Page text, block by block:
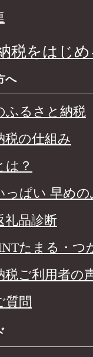
税をはじめ
へ
ふるさと納税
税の仕組み
は？
っぱい 早め
礼品診断
たまる・つ
税ご利用者の
質問